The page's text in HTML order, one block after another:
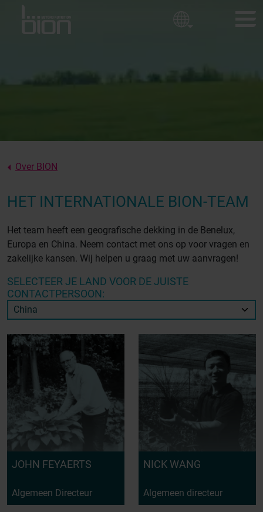
Over BION
HET INTERNATIONALE BION-TEAM
Het team heeft een geografische dekking in de Benelux,
Europa en China. Neem contact met ons op voor vragen en
zakelijke kansen. Wij helpen u graag met uw aanvragen!
SELECTEER JE LAND VOOR DE JUISTE
CONTACTPERSOON:
JOHN FEYAERTS
Algemeen Directeur
NICK WANG
Algemeen directeur
CONTACT